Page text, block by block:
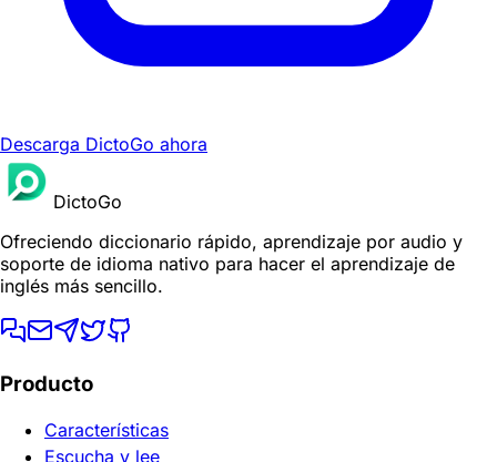
Descarga DictoGo ahora
DictoGo
Ofreciendo diccionario rápido, aprendizaje por audio y
soporte de idioma nativo para hacer el aprendizaje de
inglés más sencillo.
Producto
Características
Escucha y lee